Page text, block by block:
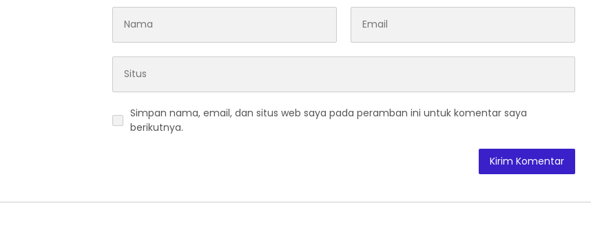
Simpan nama, email, dan situs web saya pada peramban ini untuk komentar saya
berikutnya.